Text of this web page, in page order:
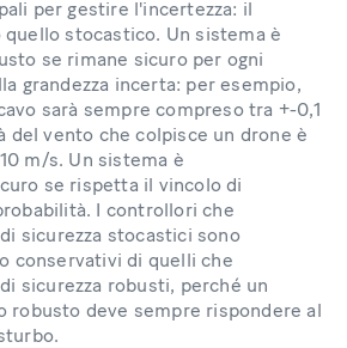
per gestire l'incertezza: il
stocastico. Un sistema è
se rimane sicuro per ogni
grandezza incerta: per esempio,
sarà sempre compreso tra +-0,1
del vento che colpisce un drone è
m/s. Un sistema è
se rispetta il vincolo di
I controllori che
sicurezza stocastici sono
conservativi di quelli che
sicurezza robusti, perché un
robusto deve sempre rispondere al